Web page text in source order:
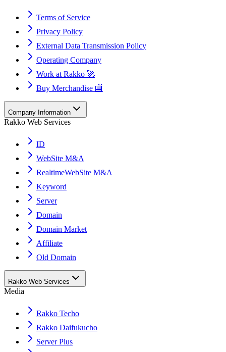
Terms of Service
Privacy Policy
External Data Transmission Policy
Operating Company
Work at Rakko 🚀
Buy Merchandise 🏬
Company Information
Rakko Web Services
ID
WebSite M&A
RealtimeWebSite M&A
Keyword
Server
Domain
Domain Market
Affiliate
Old Domain
Rakko Web Services
Media
Rakko Techo
Rakko Daifukucho
Server Plus